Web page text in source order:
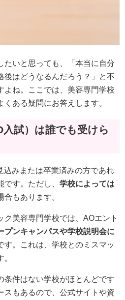
たいと思っても、「本当に自分
後はどうなるんだろう？」と不
よね。ここでは、美容専門学校
ある疑問にお答えします。
入試）は誰でも受けら
込みまたは卒業済みの方であれ
です。ただし、学校によっては
合もあります。
ク美容専門学校では、AOエント
プンキャンパスや学校説明会に
す。これは、学校とのミスマッ
条件はない学校がほとんどです
スもあるので、公式サイトや資